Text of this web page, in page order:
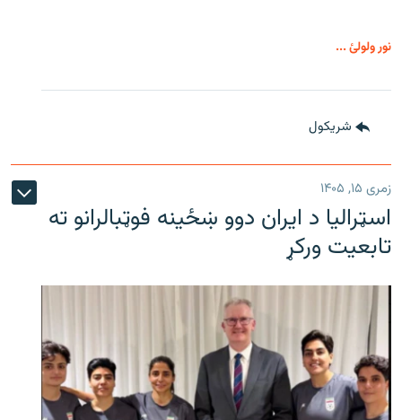
نور ولولئ ...
شريکول
زمری ۱۵, ۱۴۰۵
اسټرالیا د ایران دوو ښځینه فوټبالرانو ته
تابعیت ورکړ